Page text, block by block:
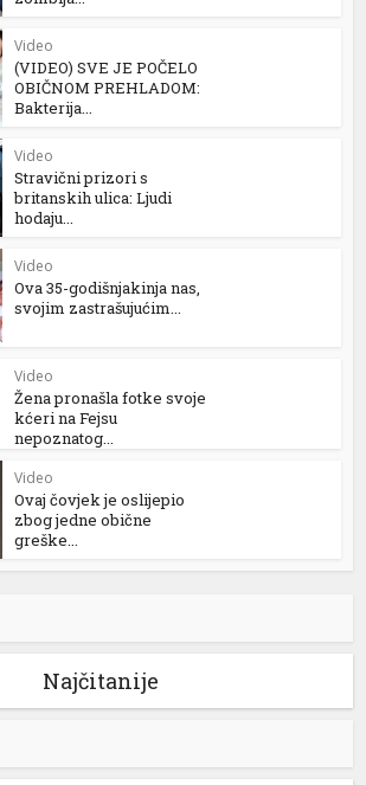
Video
(VIDEO) SVE JE POČELO
OBIČNOM PREHLADOM:
Bakterija...
Video
Stravični prizori s
britanskih ulica: Ljudi
hodaju...
Video
Ova 35-godišnjakinja nas,
svojim zastrašujućim...
Video
Žena pronašla fotke svoje
kćeri na Fejsu
nepoznatog...
Video
Ovaj čovjek je oslijepio
zbog jedne obične
greške...
Najčitanije